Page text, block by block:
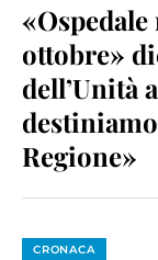
ottobre»
dell’Unità
Regione»
CRONACA